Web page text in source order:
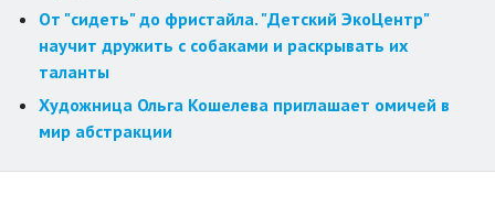
От "сидеть" до фристайла. "Детский ЭкоЦентр"
научит дружить с собаками и раскрывать их
таланты
Художница Ольга Кошелева приглашает омичей в
мир абстракции